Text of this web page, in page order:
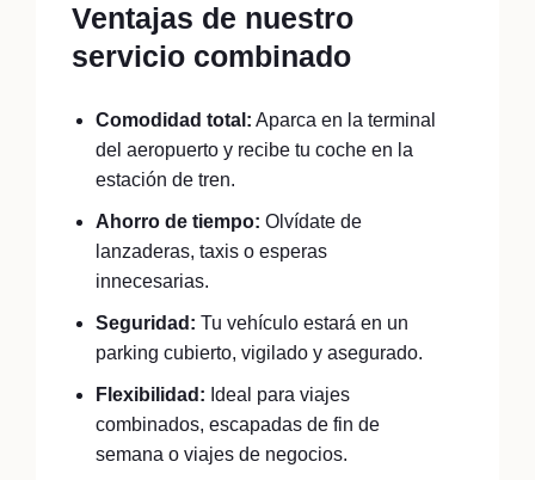
Ventajas de nuestro
servicio combinado
Comodidad total: Aparca en la terminal
del aeropuerto y recibe tu coche en la
estación de tren.
Ahorro de tiempo: Olvídate de
lanzaderas, taxis o esperas
innecesarias.
Seguridad: Tu vehículo estará en un
parking cubierto, vigilado y asegurado.
Flexibilidad: Ideal para viajes
combinados, escapadas de fin de
semana o viajes de negocios.